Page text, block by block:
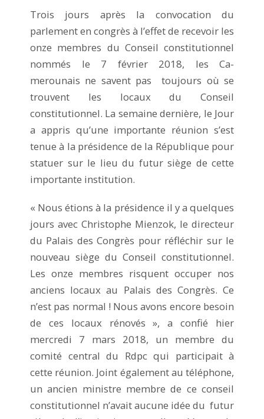
Trois jours après la convocation du
parlement en congrès à l’effet de recevoir les
onze membres du Conseil constitutionnel
nommés le 7 février 2018, les Ca-
merounais ne savent pas toujours où se
trouvent les locaux du Conseil
constitutionnel. La semaine dernière, le Jour
a appris qu’une importante réunion s’est
tenue à la présidence de la République pour
statuer sur le lieu du futur siège de cette
importante institution.
« Nous étions à la présidence il y a quelques
jours avec Christophe Mienzok, le directeur
du Palais des Congrès pour réfléchir sur le
nouveau siège du Conseil constitutionnel.
Les onze membres risquent occuper nos
anciens locaux au Palais des Congrès. Ce
n’est pas normal ! Nous avons encore besoin
de ces locaux rénovés », a confié hier
mercredi 7 mars 2018, un membre du
comité central du Rdpc qui participait à
cette réunion. Joint également au téléphone,
un ancien ministre membre de ce conseil
constitutionnel n’avait aucune idée du futur